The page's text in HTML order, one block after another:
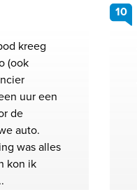
kreeg
(ook
uur een
de
auto.
was alles
kon ik
10